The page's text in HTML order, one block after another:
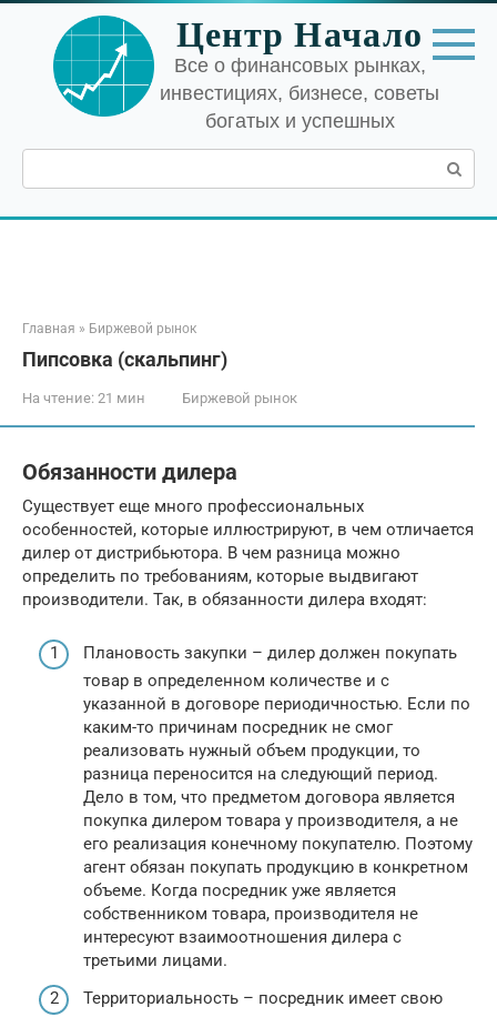
Перейти
контенту
Центр Начало
Все о финансовых рынках,
инвестициях, бизнесе, советы
богатых и успешных
Поиск:
Главная » Биржевой рынок
Пипсовка (скальпинг)
На чтение: 21 мин Биржевой рынок
Обязанности дилера
Существует еще много профессиональных
особенностей, которые иллюстрируют, в чем отличается
дилер от дистрибьютора. В чем разница можно
определить по требованиям, которые выдвигают
производители. Так, в обязанности дилера входят:
Плановость закупки – дилер должен покупать
товар в определенном количестве и с
указанной в договоре периодичностью. Если по
каким-то причинам посредник не смог
реализовать нужный объем продукции, то
разница переносится на следующий период.
Дело в том, что предметом договора является
покупка дилером товара у производителя, а не
его реализация конечному покупателю. Поэтому
агент обязан покупать продукцию в конкретном
объеме. Когда посредник уже является
собственником товара, производителя не
интересуют взаимоотношения дилера с
третьими лицами.
Территориальность – посредник имеет свою